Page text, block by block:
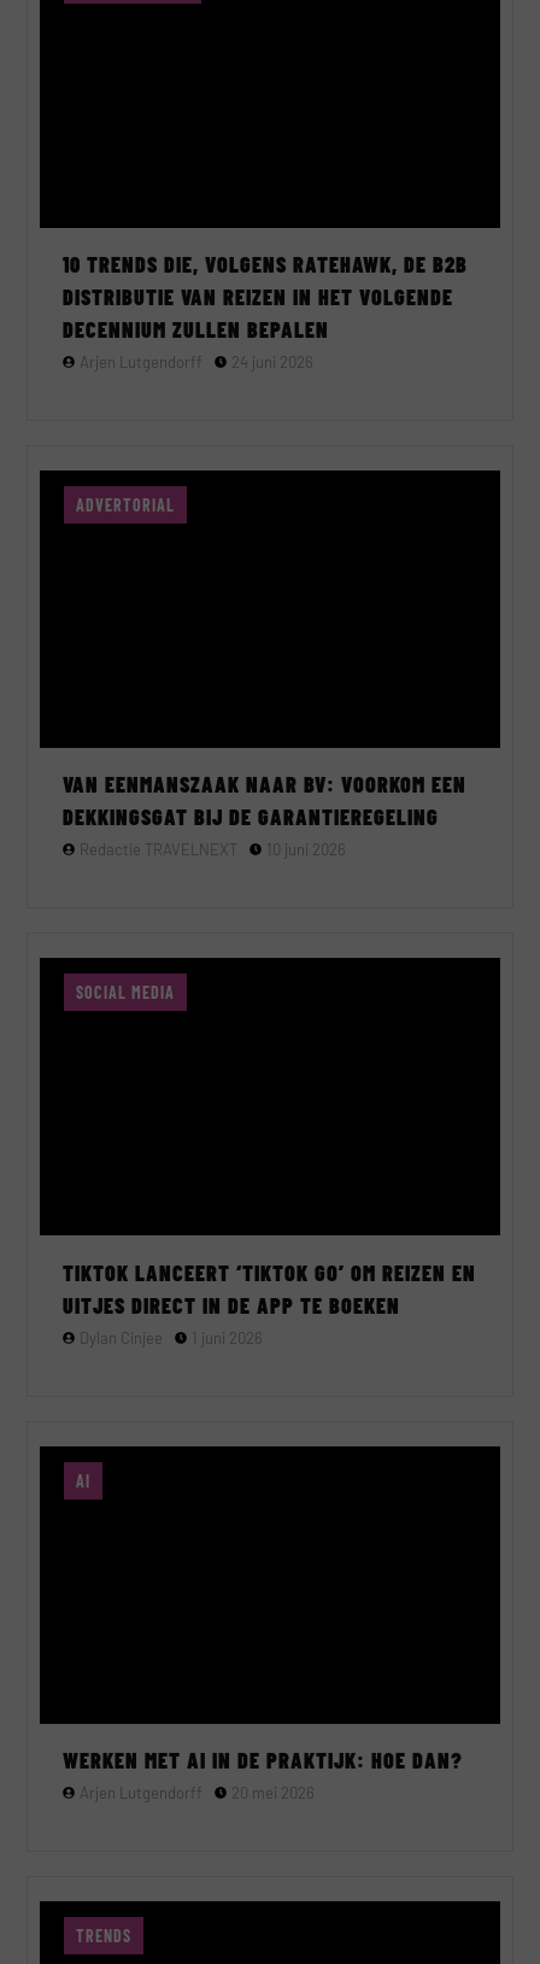
10 TRENDS DIE, VOLGENS RATEHAWK, DE B2B
DISTRIBUTIE VAN REIZEN IN HET VOLGENDE
DECENNIUM ZULLEN BEPALEN
Arjen Lutgendorff 24 juni 2026
ADVERTORIAL
VAN EENMANSZAAK NAAR BV: VOORKOM EEN
DEKKINGSGAT BIJ DE GARANTIEREGELING
Redactie TRAVELNEXT 10 juni 2026
SOCIAL MEDIA
TIKTOK LANCEERT ‘TIKTOK GO’ OM REIZEN EN
UITJES DIRECT IN DE APP TE BOEKEN
Dylan Cinjee 1 juni 2026
AI
WERKEN MET AI IN DE PRAKTIJK: HOE DAN?
Arjen Lutgendorff 20 mei 2026
TRENDS